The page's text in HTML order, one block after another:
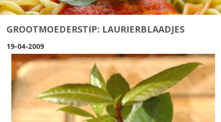
GROOTMOEDERSTIP: LAURIERBLAADJES
19-04-2009